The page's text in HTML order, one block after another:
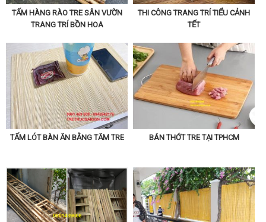
TẤM HÀNG RÀO TRE SÂN VƯỜN
TRANG TRÍ BỒN HOA
THI CÔNG TRANG TRÍ TIỂU CẢNH
TẾT
TẤM LÓT BÀN ĂN BẰNG TĂM TRE BÁN THỚT TRE TẠI TPHCM